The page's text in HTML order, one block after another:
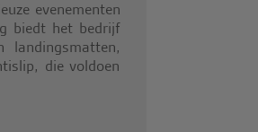
evenementen
biedt het bedrijf
landingsmatten,
die voldoen